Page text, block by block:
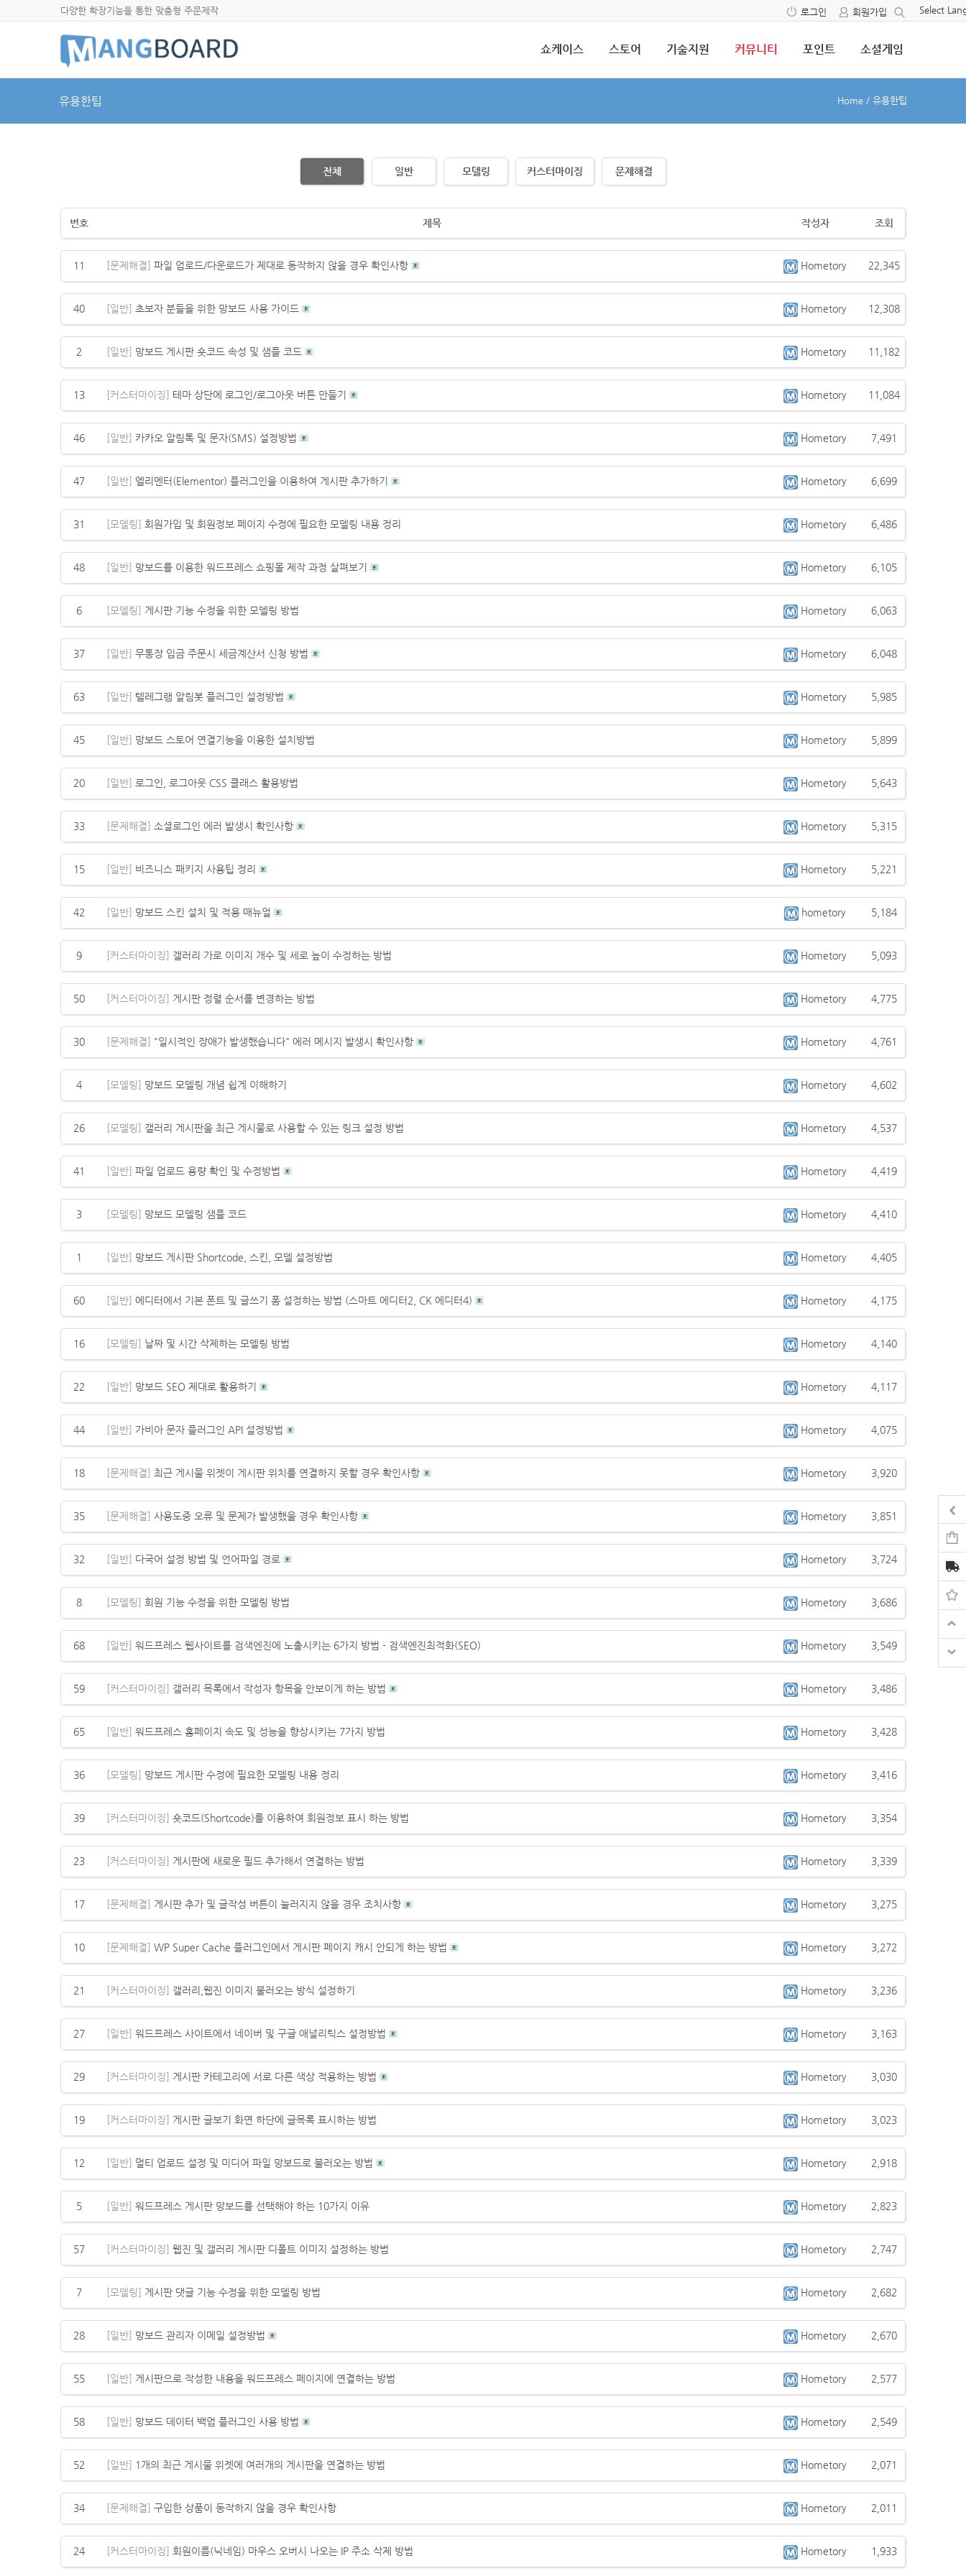
다양한 확장기능을 통한 맞춤형 주문제작 Select
로그인 회원가입
쇼케이스 스토어 기술지원 커뮤니티 포인트 소셜게임
유용한팁 Home / 유용한팁
전체 일반 모델링 커스터마이징 문제해결
번호 제목 작성자 조회
11 [문제해결] 파일 업로드/다운로드가 제대로 동작하지 않을 경우 확인사항 Hometory 22,345
40 [일반] 초보자 분들을 위한 망보드 사용 가이드 Hometory 12,308
2 [일반] 망보드 게시판 숏코드 속성 및 샘플 코드 Hometory 11,182
13 [커스터마이징] 테마 상단에 로그인/로그아웃 버튼 만들기 Hometory 11,084
46 [일반] 카카오 알림톡 및 문자(SMS) 설정방법 Hometory 7,491
47 [일반] 엘리멘터(Elementor) 플러그인을 이용하여 게시판 추가하기 Hometory 6,699
31 [모델링] 회원가입 및 회원정보 페이지 수정에 필요한 모델링 내용 정리 Hometory 6,486
48 [일반] 망보드를 이용한 워드프레스 쇼핑몰 제작 과정 살펴보기 Hometory 6,105
6 [모델링] 게시판 기능 수정을 위한 모델링 방법 Hometory 6,063
37 [일반] 무통장 입금 주문시 세금계산서 신청 방법 Hometory 6,048
63 [일반] 텔레그램 알림봇 플러그인 설정방법 Hometory 5,985
45 [일반] 망보드 스토어 연결기능을 이용한 설치방법 Hometory 5,899
20 [일반] 로그인, 로그아웃 CSS 클래스 활용방법 Hometory 5,643
33 [문제해결] 소셜로그인 에러 발생시 확인사항 Hometory 5,315
15 [일반] 비즈니스 패키지 사용팁 정리 Hometory 5,221
42 [일반] 망보드 스킨 설치 및 적용 매뉴얼 hometory 5,184
9 [커스터마이징] 갤러리 가로 이미지 개수 및 세로 높이 수정하는 방법 Hometory 5,093
50 [커스터마이징] 게시판 정렬 순서를 변경하는 방법 Hometory 4,775
30 [문제해결] "일시적인 장애가 발생했습니다" 에러 메시지 발생시 확인사항 Hometory 4,761
4 [모델링] 망보드 모델링 개념 쉽게 이해하기 Hometory 4,602
26 [모델링] 갤러리 게시판을 최근 게시물로 사용할 수 있는 링크 설정 방법 Hometory 4,537
41 [일반] 파일 업로드 용량 확인 및 수정방법 Hometory 4,419
3 [모델링] 망보드 모델링 샘플 코드 Hometory 4,410
1 [일반] 망보드 게시판 Shortcode, 스킨, 모델 설정방법 Hometory 4,405
60 [일반] 에디터에서 기본 폰트 및 글쓰기 폼 설정하는 방법 (스마트 에디터2, CK 에디터4) Hometory 4,175
16 [모델링] 날짜 및 시간 삭제하는 모델링 방법 Hometory 4,140
22 [일반] 망보드 SEO 제대로 활용하기 Hometory 4,117
44 [일반] 가비아 문자 플러그인 API 설정방법 Hometory 4,075
18 [문제해결] 최근 게시물 위젯이 게시판 위치를 연결하지 못할 경우 확인사항 Hometory 3,920
35 [문제해결] 사용도중 오류 및 문제가 발생했을 경우 확인사항 Hometory 3,851
32 [일반] 다국어 설정 방법 및 언어파일 경로 Hometory 3,724
8 [모델링] 회원 기능 수정을 위한 모델링 방법 Hometory 3,686
68 [일반] 워드프레스 웹사이트를 검색엔진에 노출시키는 6가지 방법 - 검색엔진최적화(SEO) Hometory 3,549
59 [커스터마이징] 갤러리 목록에서 작성자 항목을 안보이게 하는 방법 Hometory 3,486
65 [일반] 워드프레스 홈페이지 속도 및 성능을 향상시키는 7가지 방법 Hometory 3,428
36 [모델링] 망보드 게시판 수정에 필요한 모델링 내용 정리 Hometory 3,416
39 [커스터마이징] 숏코드(Shortcode)를 이용하여 회원정보 표시 하는 방법 Hometory 3,354
23 [커스터마이징] 게시판에 새로운 필드 추가해서 연결하는 방법 Hometory 3,339
17 [문제해결] 게시판 추가 및 글작성 버튼이 눌러지지 않을 경우 조치사항 Hometory 3,275
10 [문제해결] WP Super Cache 플러그인에서 게시판 페이지 캐시 안되게 하는 방법 Hometory 3,272
21 [커스터마이징] 갤러리,웹진 이미지 불러오는 방식 설정하기 Hometory 3,236
27 [일반] 워드프레스 사이트에서 네이버 및 구글 애널리틱스 설정방법 Hometory 3,163
29 [커스터마이징] 게시판 카테고리에 서로 다른 색상 적용하는 방법 Hometory 3,030
19 [커스터마이징] 게시판 글보기 화면 하단에 글목록 표시하는 방법 Hometory 3,023
12 [일반] 멀티 업로드 설정 및 미디어 파일 망보드로 불러오는 방법 Hometory 2,918
5 [일반] 워드프레스 게시판 망보드를 선택해야 하는 10가지 이유 Hometory 2,823
57 [커스터마이징] 웹진 및 갤러리 게시판 디폴트 이미지 설정하는 방법 Hometory 2,747
7 [모델링] 게시판 댓글 기능 수정을 위한 모델링 방법 Hometory 2,682
28 [일반] 망보드 관리자 이메일 설정방법 Hometory 2,670
55 [일반] 게시판으로 작성한 내용을 워드프레스 페이지에 연결하는 방법 Hometory 2,577
58 [일반] 망보드 데이터 백업 플러그인 사용 방법 Hometory 2,549
52 [일반] 1개의 최근 게시물 위젯에 여러개의 게시판을 연결하는 방법 Hometory 2,071
34 [문제해결] 구입한 상품이 동작하지 않을 경우 확인사항 Hometory 2,011
24 [커스터마이징] 회원이름(닉네임) 마우스 오버시 나오는 IP 주소 삭제 방법 Hometory 1,933